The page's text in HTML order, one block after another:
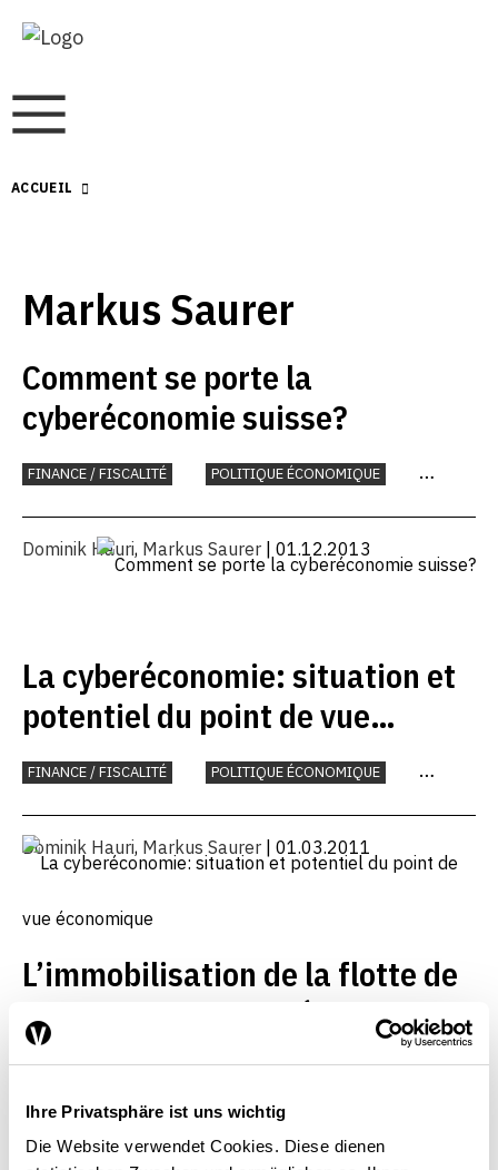
Ihre Privatsphäre ist uns wichtig
Die Website verwendet Cookies. Diese dienen
ACCUEIL
Markus Saurer
Comment se porte la
cyberéconomie suisse?
FINANCE / FISCALITÉ
POLITIQUE ÉCONOMIQUE
Dominik Hauri, Markus Saurer | 01.12.2013
La cyberéconomie: situation et
potentiel du point de vue
économique
FINANCE / FISCALITÉ
POLITIQUE ÉCONOMIQUE
Dominik Hauri, Markus Saurer | 01.03.2011
L’immobilisation de la flotte de
Swissair: un rappel à la raison
économique
FINANCE / FISCALITÉ PLACE ÉCONOMIQUE
Markus Saurer| 01.06.2007